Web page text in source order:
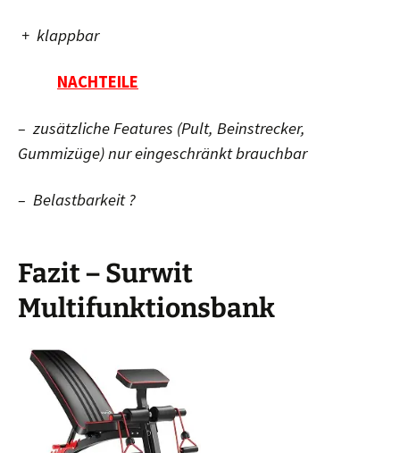
+ klappbar
NACHTEILE
– zusätzliche Features (Pult, Beinstrecker,
Gummizüge) nur eingeschränkt brauchbar
– Belastbarkeit ?
Fazit – Surwit
Multifunktionsbank